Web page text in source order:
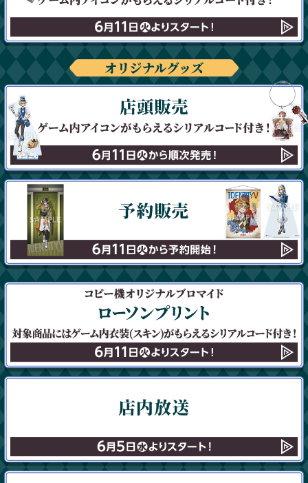
オリジナルグッズ